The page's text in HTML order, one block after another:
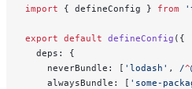
import { defineConfig } from
export default defineConfig ({
  deps: {
    neverBundle: [
'lodash' , /^
    alwaysBundle: [
'some-